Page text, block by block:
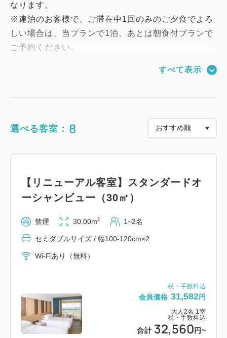
なります。
※連泊のお客様で、ご滞在中1回のみのご夕食でよろ
しい場合は、当プランで1泊、あとは朝食付プランで
ご予約ください。
当プランでは6歳から12歳の小学生のお子様も添い寝
ックスツインルームでベッド幅120cm、さらにダブ
ルベッド1台のお部屋ではベッド幅183cmとなってお
※6〜12歳の小学生のお子様が添い寝の場合は、「幼
児 (布団・食事不要)」で人数をご入力下さい。
※6～12歳の小学生のお子様はお食事・寝具・アメニ
ティがつきません。お食事をご利用の際はレストラン
おりません。
※ツインルームのベッド同士を付けることはできませ
ん。
すべて表示
選べる客室： 8
税・手数料込
会員価格 31,582円
大人 2名 1室
税・手数料込
合計 32,560 円~
【リニューアル客室】スタンダードオ
ーシャンビュー（30㎡）
禁煙 30.00m2 1~2名
セミダブルサイズ / 幅100-120cm×2
Wi-Fiあり（無料）